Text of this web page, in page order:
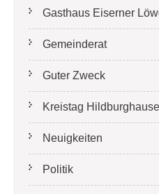
Gasthaus Eiserner
Gemeinderat
Guter Zweck
Kreistag
Neuigkeiten
Politik